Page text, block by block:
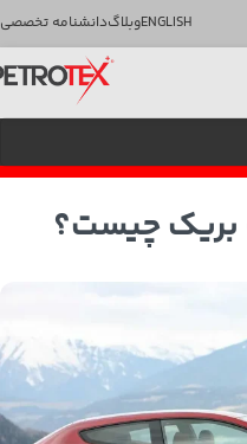
ENGLISHوبلاگدانشنامه تخصصی
بریک چیست؟